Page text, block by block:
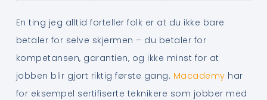
En ting jeg alltid forteller folk er at du ikke bare
betaler for selve skjermen – du betaler for
kompetansen, garantien, og ikke minst for at
jobben blir gjort riktig første gang. Macademy har
for eksempel sertifiserte teknikere som jobber med